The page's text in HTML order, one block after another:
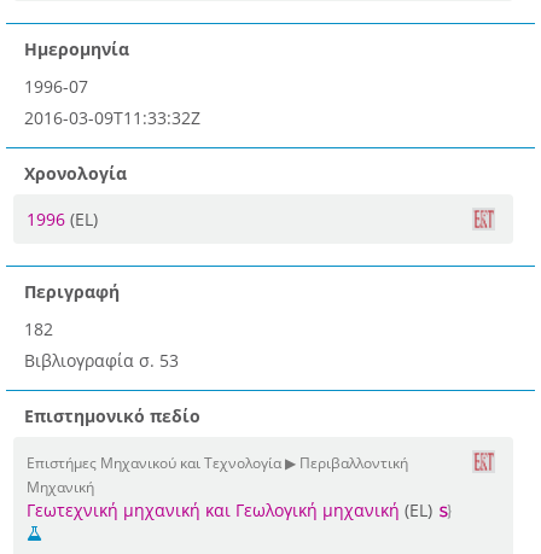
Ημερομηνία
1996-07
2016-03-09T11:33:32Z
Χρονολογία
1996 (EL)
Περιγραφή
182
Βιβλιογραφία σ. 53
Επιστημονικό πεδίο
Επιστήμες Μηχανικού και Τεχνολογία ▶ Περιβαλλοντική
Μηχανική
Γεωτεχνική μηχανική και Γεωλογική μηχανική (EL)